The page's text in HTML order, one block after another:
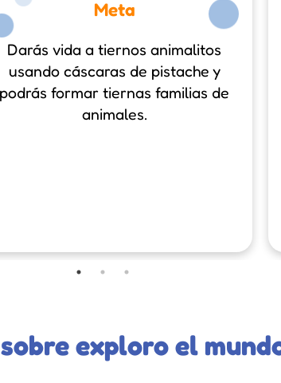
Meta
Darás vida a tiernos animalitos
usando cáscaras de pistache y
podrás formar tiernas familias de
animales.
exploro el